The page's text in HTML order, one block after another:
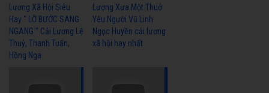
Lương Xã Hội Siêu
Hay " LỠ BƯỚC SANG
NGANG " Cải Lương Lệ
Thuỷ, Thanh Tuấn,
Hồng Nga
Lương Xưa Một Thuở
Yêu Người Vũ Linh
Ngọc Huyền cải lương
xã hội hay nhất